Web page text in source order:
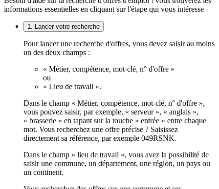
informations essentielles en cliquant sur l'étape qui vous intéresse
1. Lancer votre recherche
Pour lancer une recherche d'offres, vous devez saisir au moins
un des deux champs :
« Métier, compétence, mot-clé, n° d'offre »
ou
« Lieu de travail ».
Dans le champ « Métier, compétence, mot-clé, n° d'offre »,
vous pouvez saisir, par exemple, « serveur », « anglais »,
« brasserie » en tapant sur la touche « entrée » entre chaque
mot. Vous recherchez une offre précise ? Saisissez
directement sa référence, par exemple 049RSNK.
Dans le champ « lieu de travail », vous avez la possibilité de
saisir une commune, un département, une région, un pays ou
un continent.